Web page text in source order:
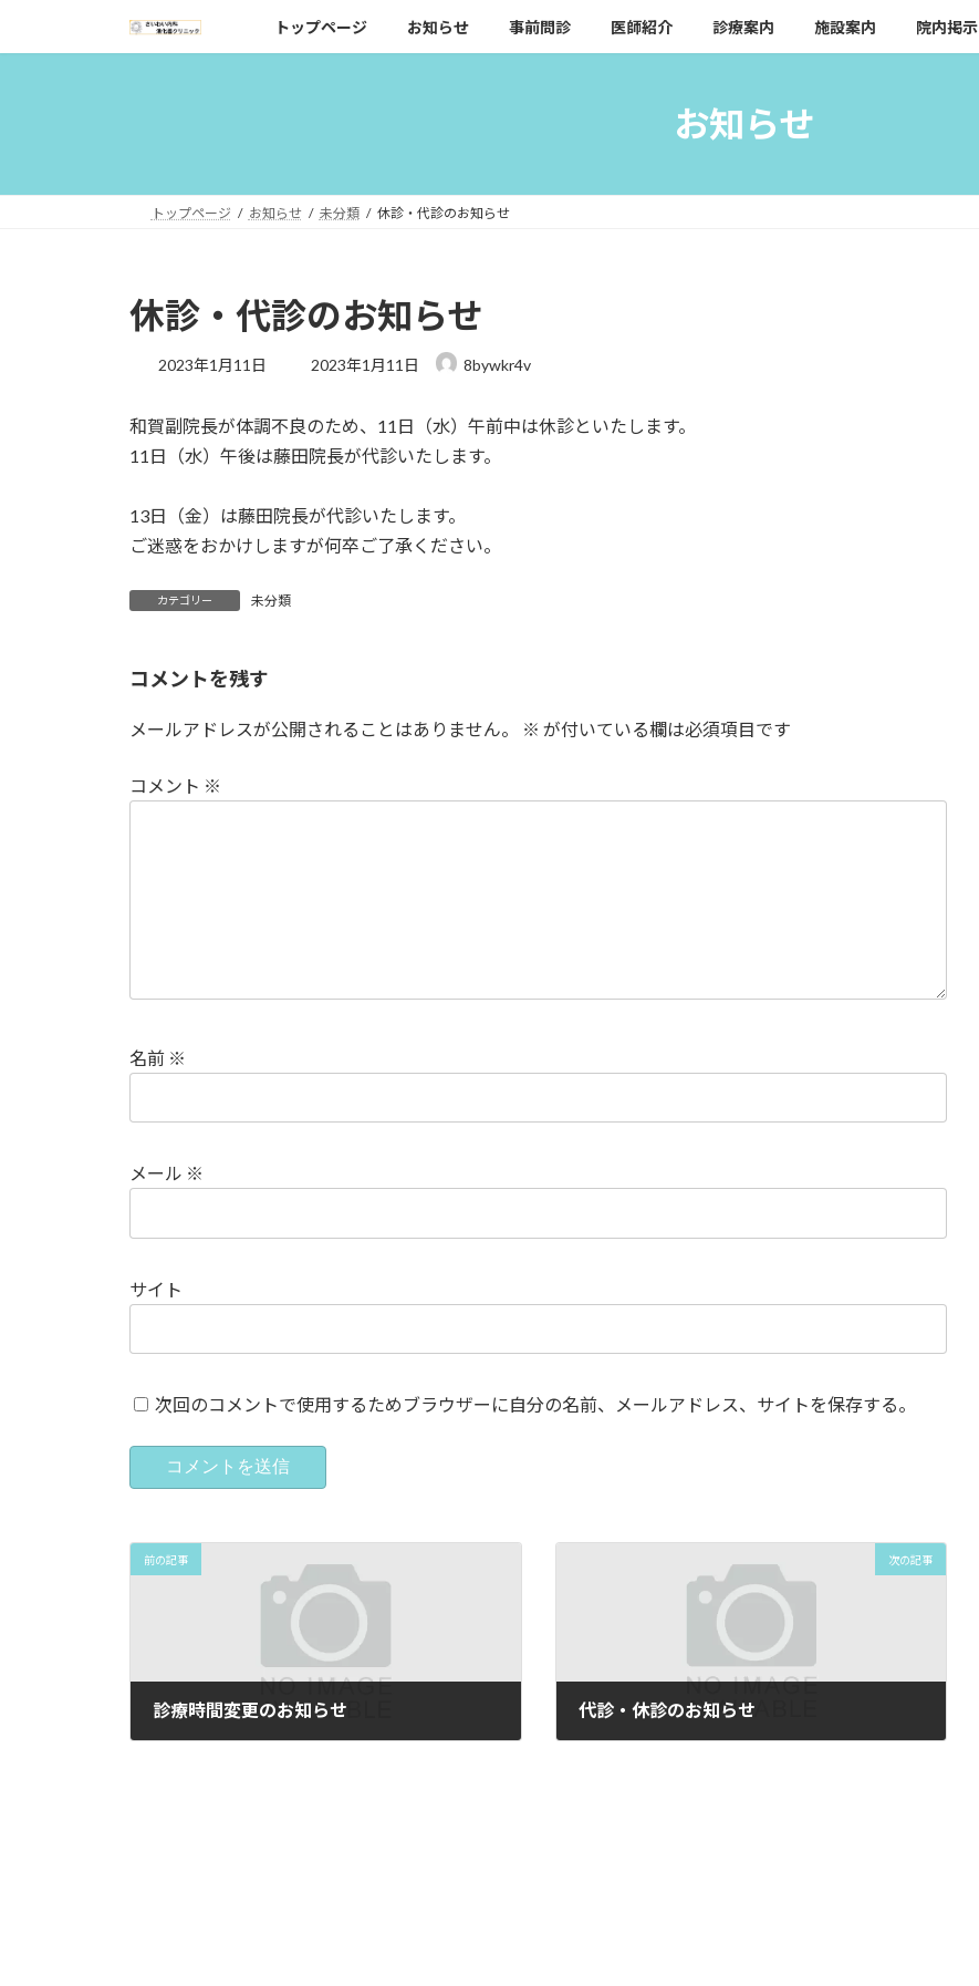
キ
に
トップページ お知らせ 事前問診 医師紹介 診療案内 施設案内 院内掲示
お知らせ
トップページ お知らせ 未分類 休診・代診のお知らせ
休診・代診のお知らせ
2023年1月11日
最
新
日
時
2023年1月11日 8bywkr4v
和賀副院長が体調不良のため、11日（水）午前中は休診といたします。
11日（水）午後は藤田院長が代診いたします。
13日（金）は藤田院長が代診いたします。
ご迷惑をおかけしますが何卒ご了承ください。
カテゴリー 未分類
コメントを残す
メールアドレスが公開されることはありません。 ※ が付いている欄は必須項目です
コメント ※
名前 ※
メール ※
サイト
次回のコメントで使用するためブラウザーに自分の名前、メールアドレス、サイトを保存する。
前の記事
診療時間変更のお知らせ
次の記事
代診・休診のお知らせ